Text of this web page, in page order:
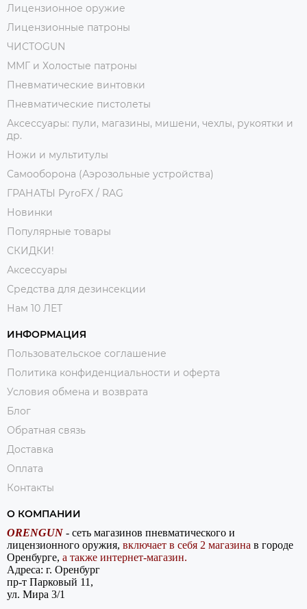
Лицензионное оружие
Лицензионные патроны
ЧИСТОGUN
ММГ и Холостые патроны
Пневматические винтовки
Пневматические пистолеты
Аксессуары: пули, магазины, мишени, чехлы, рукоятки и
др.
Ножи и мультитулы
Самооборона (Аэрозольные устройства)
ГРАНАТЫ PyroFX / RAG
Новинки
Популярные товары
СКИДКИ!
Аксессуары
Средства для дезинсекции
Нам 10 ЛЕТ
ИНФОРМАЦИЯ
Пользовательское соглашение
Политика конфиденциальности и оферта
Условия обмена и возврата
Блог
Обратная связь
Доставка
Оплата
Контакты
О КОМПАНИИ
ORENGUN - сеть магазинов пневматического и
лицензионного оружия, включает в себя 2 магазина в городе
Оренбурге, а также интернет-магазин.
Адреса: г. Оренбург
пр-т Парковый 11,
ул. Мира 3/1